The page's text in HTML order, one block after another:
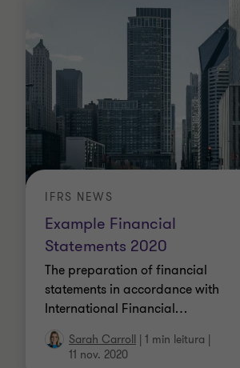
Example Financial
Statements 2020
IFRS NEWS
The preparation of financial
statements in accordance with
International Financial…
Sarah Carroll | 1 min leitura |
11 nov. 2020